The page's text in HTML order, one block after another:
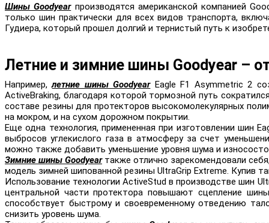
Шины Goodyearпроизводятся американской компанией
только шин практически для всех видов транспорта,
Гудиера, который прошел долгий и тернистый путь к
Летние и зимние шины Goodyear –
Например,летние шины GoodyearEagle F1 Asymmetric 2
ActiveBraking, благодаря которой тормозной путь
составе резины для протекторов высокомолекулярных
на мокром, и на сухом дорожном покрытии.
Еще одна технология, примененная при изготовлении шин
выбросов углекислого газа в атмосферу за счет
можно также добавить уменьшение уровня шума и
Зимние шины Goodyearтакже отлично зарекомендовали
модель зимней шипованной резины UltraGrip Extreme. Купив
Использование технологии ActiveStud в производстве шин
центральной части протектора повышают сцепление
способствует быстрому и своевременному отведению
снизить уровень шума.